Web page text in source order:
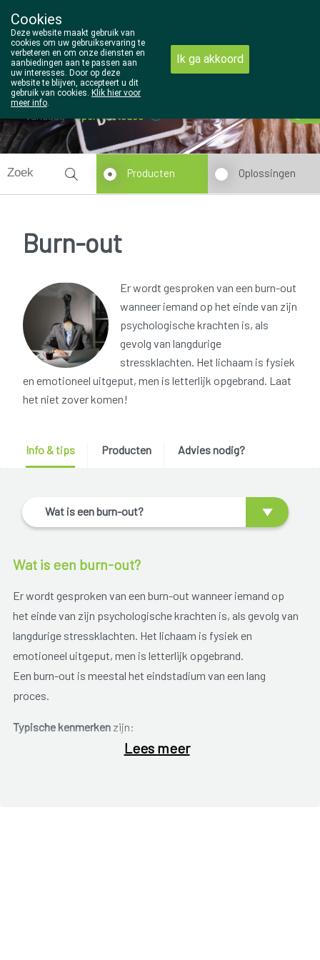
014/810298
Vandaag open tot 18u30
Producten Oplossingen
Burn-out
Er wordt gesproken van een burn-out
wanneer iemand op het einde van zijn
psychologische krachten is, als
gevolg van langdurige
stressklachten. Het lichaam is fysiek
en emotioneel uitgeput, men is letterlijk opgebrand. Laat
het niet zover komen!
Info & tips Producten Advies nodig?
Wat is een burn-out?
Wat is een burn-out?
Er wordt gesproken van een burn-out wanneer iemand op
het einde van zijn psychologische krachten is, als gevolg van
langdurige stressklachten. Het lichaam is fysiek en
emotioneel uitgeput, men is letterlijk opgebrand.
Een burn-out is meestal het eindstadium van een lang
proces.
Typische kenmerkenzijn:
lichamelijke en mentale uitputting;
Lees meer
Cookies
Deze website maakt gebruik van
cookies om uw gebruikservaring te
verbeteren en om onze diensten en
aanbiedingen aan te passen aan
uw interesses. Door op deze
website te blijven, accepteert u dit
gebruik van cookies. Klik hier voor
meer info.
Ik ga akkoord